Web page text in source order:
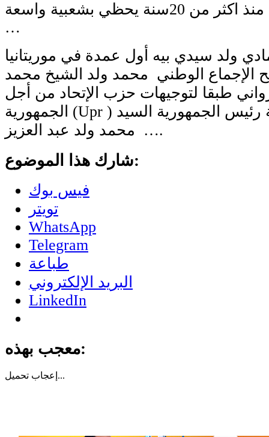
مو ريتا نيا ،،،، عمدة منذ اكثر من 20سنة يحظي بشعبية واسعة
…
ولد سيدي بيه أول عمدة في موريتانيا
الوطني محمد ولد الشيخ محمد
طبقا لتوجيهات حزب الإتحاد من أجل
الجمهورية (Upr ) و دعما لنهج فخا مة رئيس الجمهورية السيد
محمد ولد عبد العزيز ….
شارك هذا الموضوع:
فيس بوك
تويتر
WhatsApp
Telegram
طباعة
البريد الإلكتروني
LinkedIn
معجب بهذه:
إعجاب تحميل...